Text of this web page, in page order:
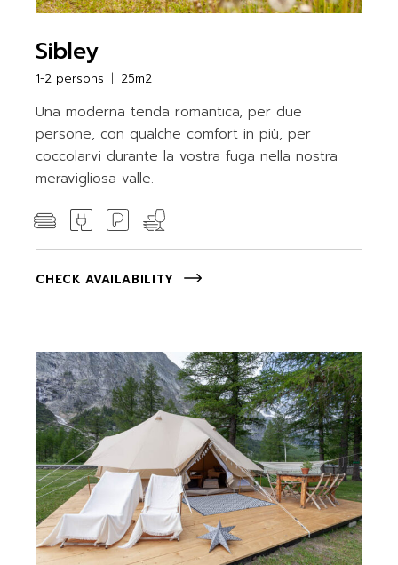
Sibley
1-2 persons 25m2
Una moderna tenda romantica, per due
persone, con qualche comfort in più, per
coccolarvi durante la vostra fuga nella nostra
meravigliosa valle.
CHECK AVAILABILITY